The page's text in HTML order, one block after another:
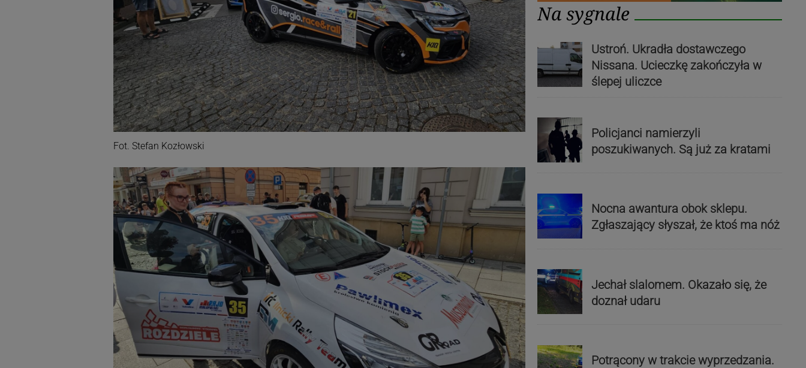
Fot. Stefan Kozłowski
Na sygnale
Ustroń. Ukradła dostawczego
Nissana. Ucieczkę zakończyła w
ślepej uliczce
Policjanci namierzyli
poszukiwanych. Są już za kratami
Nocna awantura obok sklepu.
Zgłaszający słyszał, że ktoś ma nóż
Jechał slalomem. Okazało się, że
doznał udaru
Potrącony w trakcie wyprzedzania.